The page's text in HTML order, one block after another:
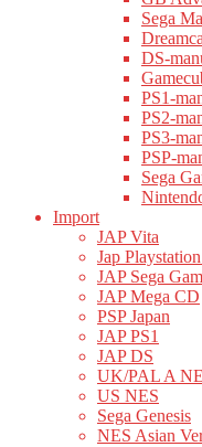
Sega
DS-
PS1-
PS2-
PS3-
PSP-
Sega
Import
JAP Vita
Jap
JAP Sega
JAP Mega CD
PSP Japan
JAP PS1
JAP DS
UK/PAL A
US NES
Sega Genesis
NES Asian